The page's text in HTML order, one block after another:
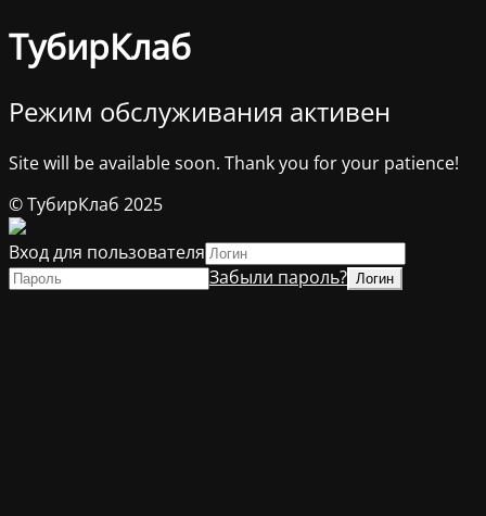
ТубирКлаб
Режим обслуживания активен
Site will be available soon. Thank you for your patience!
© ТубирКлаб 2025
Вход для пользователя
Забыли пароль?